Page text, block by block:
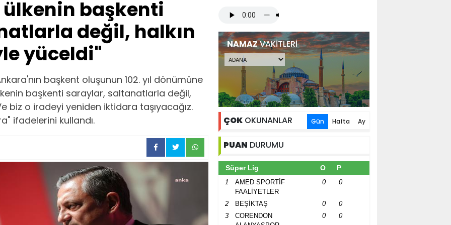
ülkenin başkenti
değil, halkın
yüceldi"
başkent oluşunun 102. yıl dönümüne
başkenti saraylar, saltanatlarla değil,
biz o iradeyi yeniden iktidara taşıyacağız.
ifadelerini kullandı.
NAMAZVAKİTLERİ
ÇOK OKUNANLAR Gün Hafta Ay
PUAN DURUMU
Süper Lig O P
1
AMED SPORTİF
FAALİYETLER
0 0
2 BEŞİKTAŞ 0
0
3
CORENDON
0 0